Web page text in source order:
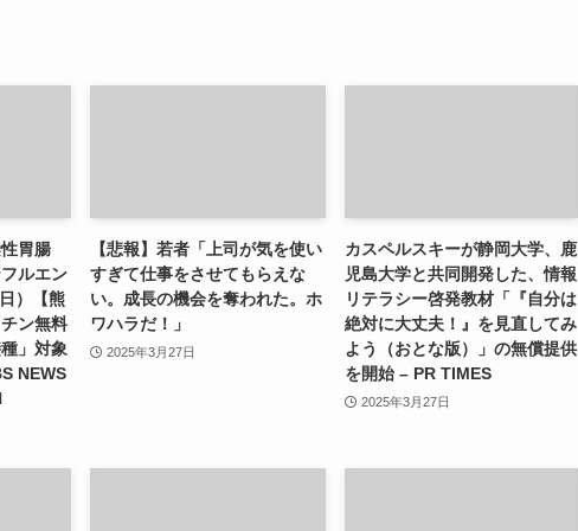
胃腸
ルエン
）【熊
ン無料
」対象
NEWS
【悲報】若者「上司が気を使い
すぎて仕事をさせてもらえな
い。成長の機会を奪われた。ホ
ワハラだ！」
2025年3月27日
カスペルスキーが静岡大学、鹿
児島大学と共同開発した、情報
リテラシー啓発教材「『自分は
絶対に大丈夫！』を見直してみ
よう（おとな版）」の無償提供
を開始 – PR TIMES
2025年3月27日